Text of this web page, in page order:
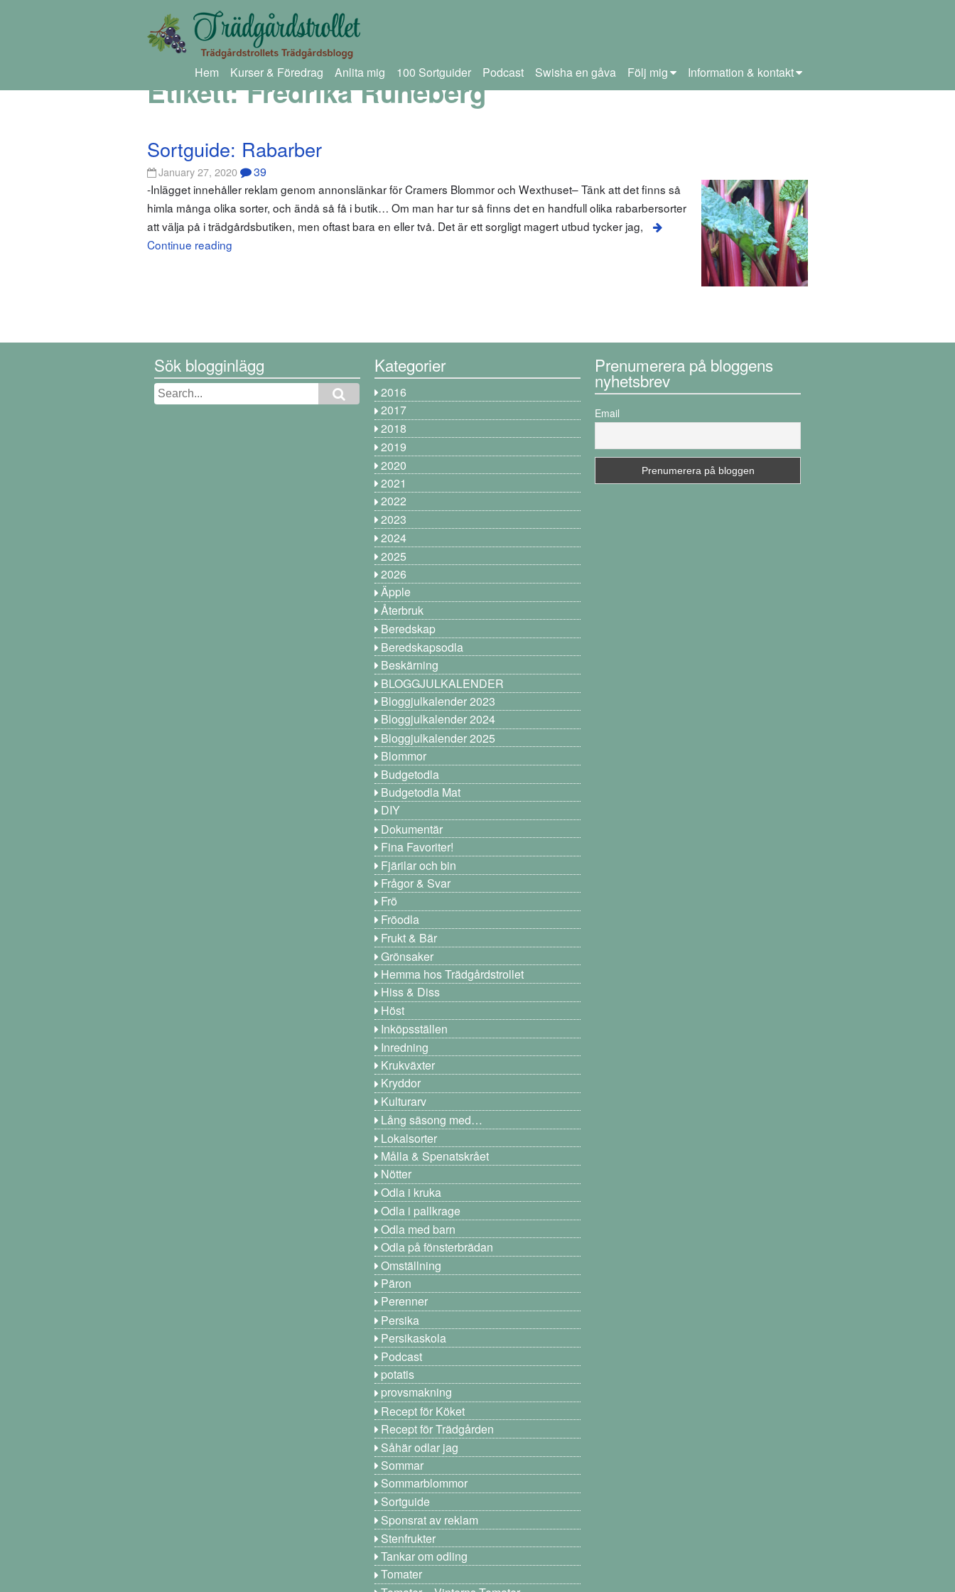
Hem Kurser & Föredrag Anlita mig 100 Sortguider Podcast Swisha en gåva Följ mig Information & kontakt
Etikett:Fredrika Runeberg
Sortguide: Rabarber
January 27, 2020 39
-Inlägget innehåller reklam genom annonslänkar för Cramers Blommor och Wexthuset– Tänk att det finns så
himla många olika sorter, och ändå så få i butik… Om man har tur så finns det en handfull olika rabarbersorter
att välja på i trädgårdsbutiken, men oftast bara en eller två. Det är ett sorgligt magert utbud tycker jag,
Continue reading
Sök blogginlägg Kategorier
2016
2017
2018
2019
2020
2021
2022
2023
2024
2025
2026
Äpple
Återbruk
Beredskap
Beredskapsodla
Beskärning
BLOGGJULKALENDER
Bloggjulkalender 2023
Bloggjulkalender 2024
Bloggjulkalender 2025
Blommor
Budgetodla
Budgetodla Mat
DIY
Dokumentär
Fina Favoriter!
Fjärilar och bin
Frågor & Svar
Frö
Fröodla
Frukt & Bär
Grönsaker
Hemma hos Trädgårdstrollet
Hiss & Diss
Höst
Inköpsställen
Inredning
Krukväxter
Kryddor
Kulturarv
Lång säsong med…
Lokalsorter
Målla & Spenatskrået
Nötter
Odla i kruka
Odla i pallkrage
Odla med barn
Odla på fönsterbrädan
Omställning
Päron
Perenner
Persika
Persikaskola
Podcast
potatis
provsmakning
Recept för Köket
Recept för Trädgården
Såhär odlar jag
Sommar
Sommarblommor
Sortguide
Sponsrat av reklam
Stenfrukter
Tankar om odling
Tomater
Prenumerera på bloggens
nyhetsbrev
Email